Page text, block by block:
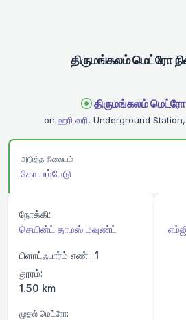
திருமங்கலம் மெட்ரோ
திருமங்கலம்
on ஹரி வரி, Underground
அடுத்த நிலையம்
கோயம்பேடு
நோக்கி:
செயின்ட் தாமஸ் மவுண்ட்
பிளாட்ஃபார்ம் எண்.: 1
தூரம்:
1.50 km
முதல் மெட்ரோ: